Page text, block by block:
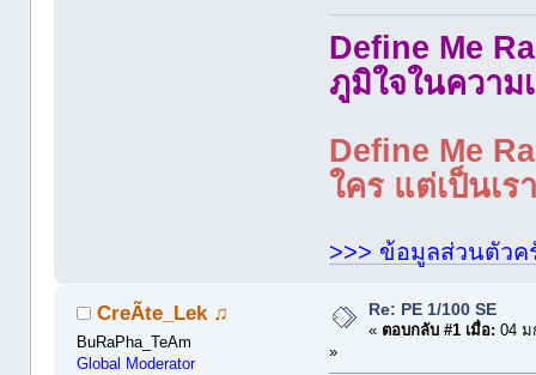
Define Me
ภูมิใจในความ
Define Me
ใคร แต่เป็นเ
>>> ข้อมูลส่วนตัวค
CreÃte_Lek ♫
BuRaPha_TeAm
Global Moderator
Re: PE 1/100 SE
« ตอบกลับ #1 เมื่อ: 04 ม
»